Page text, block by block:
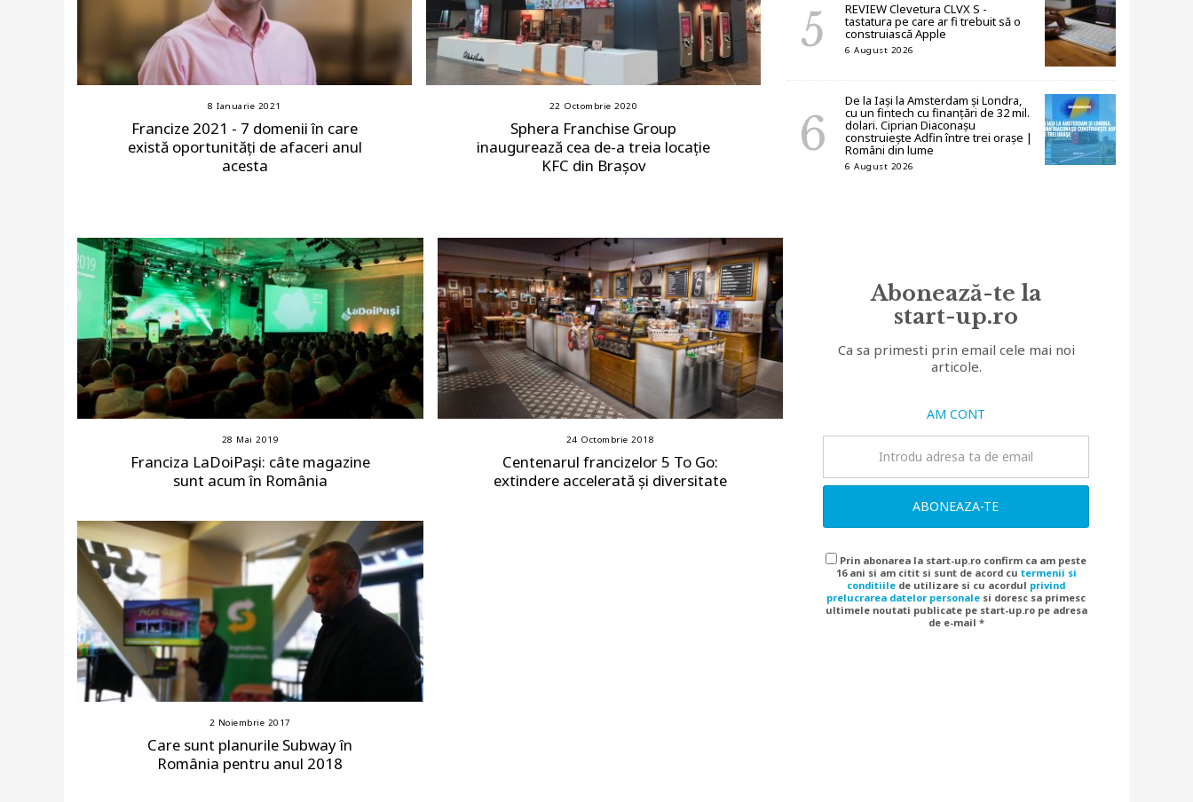
8 Ianuarie 2021
Francize 2021 - 7 domenii în care
există oportunități de afaceri anul
acesta
22 Octombrie 2020
Sphera Franchise Group
inaugurează cea de-a treia locație
KFC din Brașov
REVIEW Clevetura CLVX S -
tastatura pe care ar fi trebuit să o
construiască Apple
6 August 2026
De la Iași la Amsterdam și Londra,
cu un fintech cu finanțări de 32 mil.
dolari. Ciprian Diaconașu
construiește Adfin între trei orașe |
Români din lume
6 August 2026
Abonează-te la
start-up.ro
Ca sa primesti prin email cele mai noi
articole.
AM CONT
ABONEAZA-TE
Prin abonarea la start-up.ro confirm ca am peste
16 ani si am citit si sunt de acord cu termenii si
conditiile de utilizare si cu acordul privind
prelucrarea datelor personale si doresc sa primesc
ultimele noutati publicate pe start-up.ro pe adresa
de e-mail *
28 Mai 2019
Franciza LaDoiPași: câte magazine
sunt acum în România
24 Octombrie 2018
Centenarul francizelor 5 To Go:
extindere accelerată și diversitate
2 Noiembrie 2017
Care sunt planurile Subway în
România pentru anul 2018